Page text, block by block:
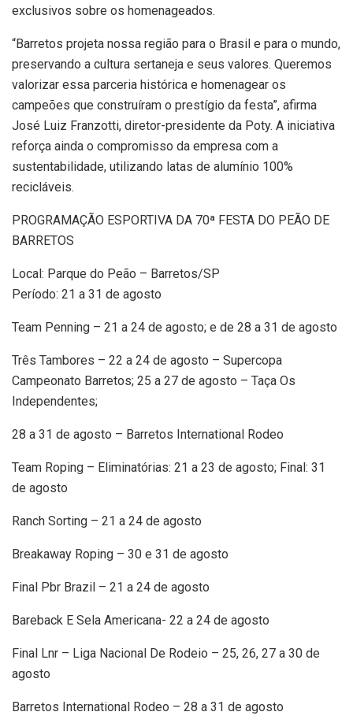
exclusivos sobre os homenageados.
“Barretos projeta nossa região para o Brasil e para o mundo,
preservando a cultura sertaneja e seus valores. Queremos
valorizar essa parceria histórica e homenagear os
campeões que construíram o prestígio da festa”, afirma
José Luiz Franzotti, diretor-presidente da Poty. A iniciativa
reforça ainda o compromisso da empresa com a
sustentabilidade, utilizando latas de alumínio 100%
recicláveis.
PROGRAMAÇÃO ESPORTIVA DA 70ª FESTA DO PEÃO DE
BARRETOS
Local: Parque do Peão – Barretos/SP
Período: 21 a 31 de agosto
Team Penning – 21 a 24 de agosto; e de 28 a 31 de agosto
Três Tambores – 22 a 24 de agosto – Supercopa
Campeonato Barretos; 25 a 27 de agosto – Taça Os
Independentes;
28 a 31 de agosto – Barretos International Rodeo
Team Roping – Eliminatórias: 21 a 23 de agosto; Final: 31
de agosto
Ranch Sorting – 21 a 24 de agosto
Breakaway Roping – 30 e 31 de agosto
Final Pbr Brazil – 21 a 24 de agosto
Bareback E Sela Americana- 22 a 24 de agosto
Final Lnr – Liga Nacional De Rodeio – 25, 26, 27 a 30 de
agosto
Barretos International Rodeo – 28 a 31 de agosto